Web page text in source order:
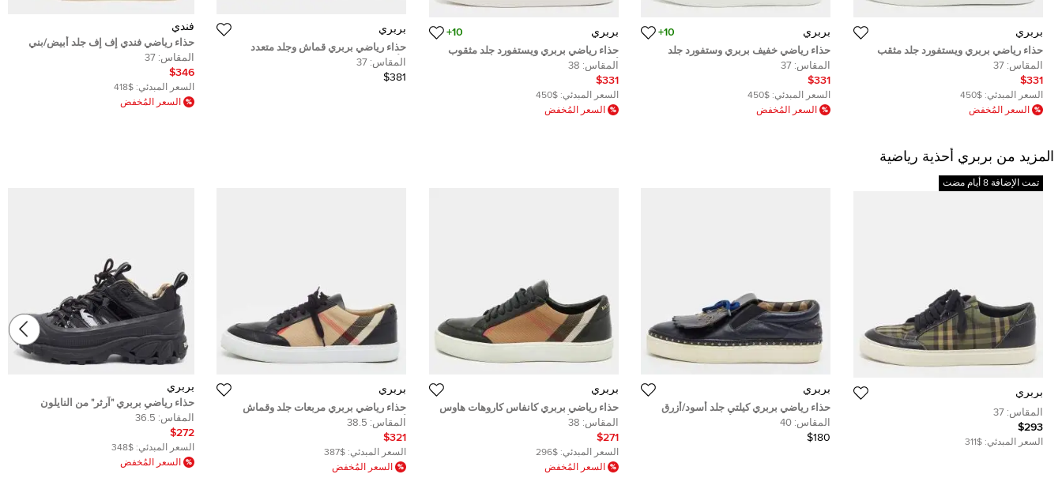
بربري
حذاء رياضي بربري ويستفورد جلد مثقب
بلونين بعنق منخفض مقاس 37
المقاس: 37
$331
السعر المبدئي: $450
السعر المُخفض
بربري 10+
حذاء رياضي خفيف بربري وستفورد جلد
وردي مثقوب مقاس 37
المقاس: 37
$331
السعر المبدئي: $450
السعر المُخفض
بربري 10+
حذاء رياضي بربري ويستفورد جلد مثقوب
أسود عنق منخفض مقاس 38
المقاس: 38
$331
السعر المبدئي: $450
السعر المُخفض
بربري
حذاء رياضي بربري قماش وجلد متعدد
الألوان رامزي مقاس 38
المقاس: 37
$381
فندي
حذاء رياضي فندي إف إف جلد أبيض/بني
بشعار إف إف عنق منخفض مقاس 39
المقاس: 37
$346
السعر المبدئي: $418
السعر المُخفض
المزيد من بربري أحذية رياضية
تمت الإضافة 8 أيام مضت
بربري
المقاس: 37
$293
السعر المبدئي: $311
بربري
حذاء رياضي بربري كيلتي جلد أسود/أزرق
كحلي بشراشيب سليب أون مقاس 40
المقاس: 40
$180
بربري
حذاء رياضي بربري كانفاس كاروهات هاوس
تشيك وجلد أسود بعنق منخفض مقاس 37.5
المقاس: 38
$271
السعر المبدئي: $296
السعر المُخفض
بربري
حذاء رياضي بربري مربعات جلد وقماش
أسود/بيج برباط مقاس 38.5
المقاس: 38.5
$321
السعر المبدئي: $387
السعر المُخفض
بربري
حذاء رياضي بربري "آرثر" من النايلون
والمطاط الأسود مقاس 39
المقاس: 36.5
$272
السعر المبدئي: $348
السعر المُخفض